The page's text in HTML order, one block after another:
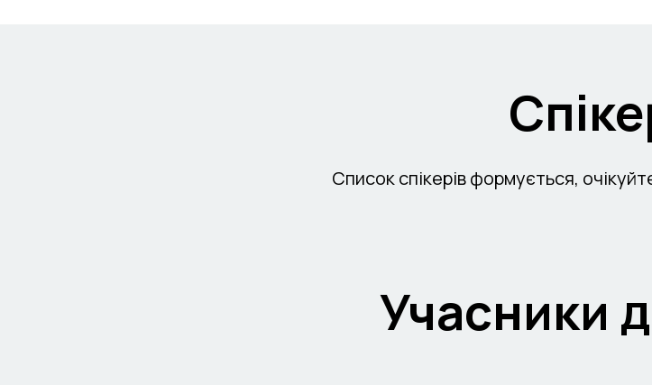
Список спікерів формується,
Учасники